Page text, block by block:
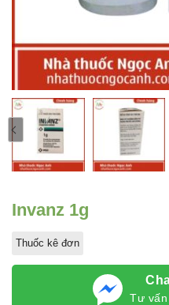
Tư
Invanz 1g
Thuốc kê đơn